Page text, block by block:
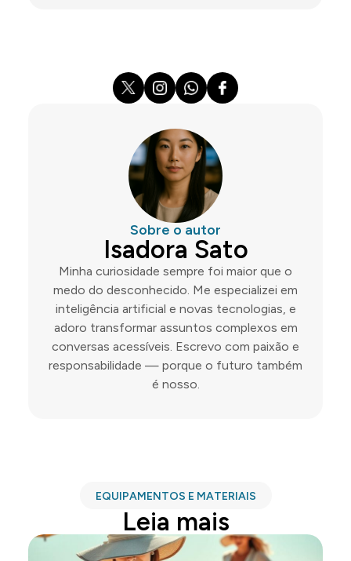
Sobre o autor
Isadora Sato
Minha curiosidade sempre foi maior que o
medo do desconhecido. Me especializei em
inteligência artificial e novas tecnologias, e
adoro transformar assuntos complexos em
conversas acessíveis. Escrevo com paixão e
responsabilidade — porque o futuro também
é nosso.
EQUIPAMENTOS E MATERIAIS
Leia mais